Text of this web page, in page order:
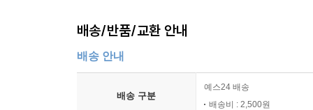
배송/반품/교환 안내
배송 안내
배송 구분
예스24 배송
배송비 : 2,500원